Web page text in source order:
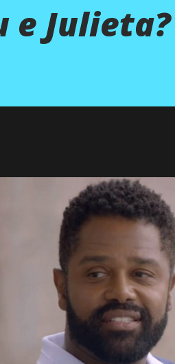
e Julieta?